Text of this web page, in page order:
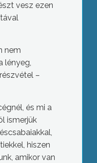
vesz ezen
nem
lényeg,
–
és mi a
ismerjük
hiszen
amikor van